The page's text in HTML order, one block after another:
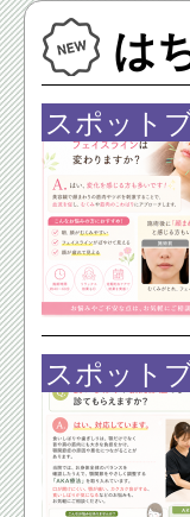
は
スポット
スポット